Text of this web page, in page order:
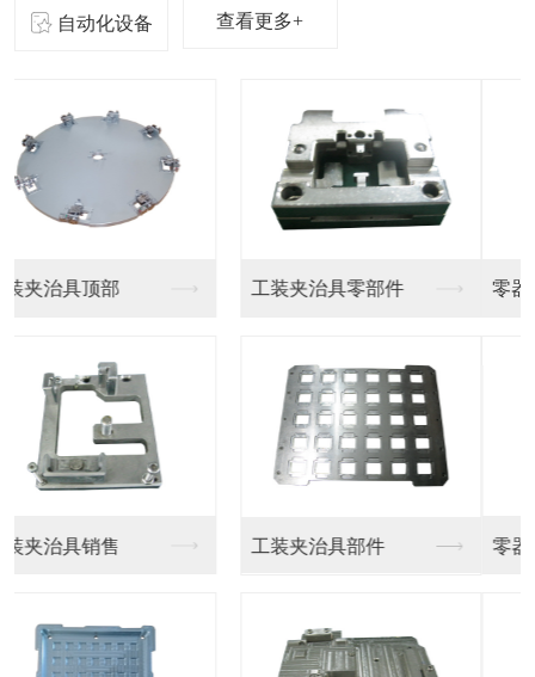
自动化设备 查看更多+
零器件精密加工 东莞精密零件厂家制造
零器件加工 东莞精密零件厂家